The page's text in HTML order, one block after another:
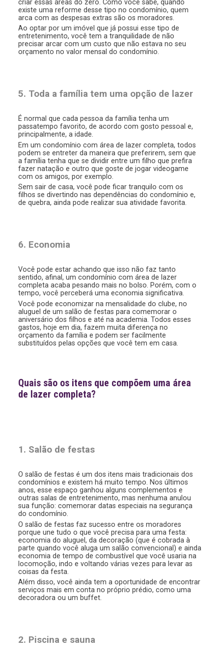
criar essas áreas do zero. Como você sabe, quando
existe uma reforme desse tipo no condomínio, quem
arca com as despesas extras são os moradores.
Ao optar por um imóvel que já possui esse tipo de
entretenimento, você tem a tranquilidade de não
precisar arcar com um custo que não estava no seu
orçamento no valor mensal do condomínio.
5. Toda a família tem uma opção de lazer
É normal que cada pessoa da família tenha um
passatempo favorito, de acordo com gosto pessoal e,
principalmente, a idade.
Em um condomínio com área de lazer completa, todos
podem se entreter da maneira que preferirem, sem que
a família tenha que se dividir entre um filho que prefira
fazer natação e outro que goste de jogar videogame
com os amigos, por exemplo.
Sem sair de casa, você pode ficar tranquilo com os
filhos se divertindo nas dependências do condomínio e,
de quebra, ainda pode realizar sua atividade favorita.
6. Economia
Você pode estar achando que isso não faz tanto
sentido, afinal, um condomínio com área de lazer
completa acaba pesando mais no bolso. Porém, com o
tempo, você perceberá uma economia significativa.
Você pode economizar na mensalidade do clube, no
aluguel de um salão de festas para comemorar o
aniversário dos filhos e até na academia. Todos esses
gastos, hoje em dia, fazem muita diferença no
orçamento da família e podem ser facilmente
substituídos pelas opções que você tem em casa.
Quais são os itens que compõem uma área
de lazer completa?
1. Salão de festas
O salão de festas é um dos itens mais tradicionais dos
condomínios e existem há muito tempo. Nos últimos
anos, esse espaço ganhou alguns complementos e
outras salas de entretenimento, mas nenhuma anulou
sua função: comemorar datas especiais na segurança
do condomínio.
O salão de festas faz sucesso entre os moradores
porque une tudo o que você precisa para uma festa:
economia do aluguel, da decoração (que é cobrada à
parte quando você aluga um salão convencional) e ainda
economia de tempo de combustível que você usaria na
locomoção, indo e voltando várias vezes para levar as
coisas da festa.
Além disso, você ainda tem a oportunidade de encontrar
serviços mais em conta no próprio prédio, como uma
decoradora ou um buffet.
2. Piscina e sauna